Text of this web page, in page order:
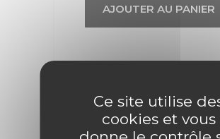
AJOUTER AU PANIER
Ce site utilise
cookies et vous